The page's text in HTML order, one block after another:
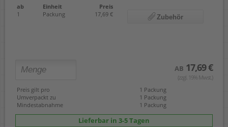
ab Einheit
Preis
1
Packung 17,69 € Zubehör
AB 17,69 €
(zzgl. 19% Mwst.)
Preis gilt pro
1 Packung
Umverpackt zu
1 Packung
Mindestabnahme
1 Packung
Lieferbar in 3-5 Tagen